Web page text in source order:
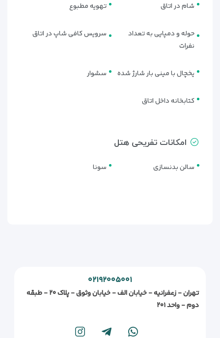
شام در اتاق تهویه مطبوع
حوله و دمپایی به تعداد
نفرات
سرویس کافی شاپ در اتاق
یخچال با مینی بار شارژ شده سشوار
کتابخانه داخل اتاق
امکانات تفریحی هتل
سالن بدنسازی سونا
۰۲۱۹۲۰۰۵۰۰۱
تهران - زعفرانیه - خیابان الف - خیابان وثوق - پلاک ۲۰ - طبقه
دوم - واحد ۲۰۱